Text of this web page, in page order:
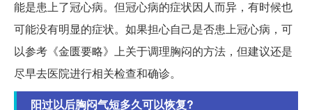
能是患上了冠心病。但冠心病的症状因人而异，有时候也
可能没有明显的症状。如果担心自己是否患上冠心病，可
以参考《金匮要略》上关于调理胸闷的方法，但建议还是
尽早去医院进行相关检查和确诊。
阳过以后胸闷气短多久可以恢复?